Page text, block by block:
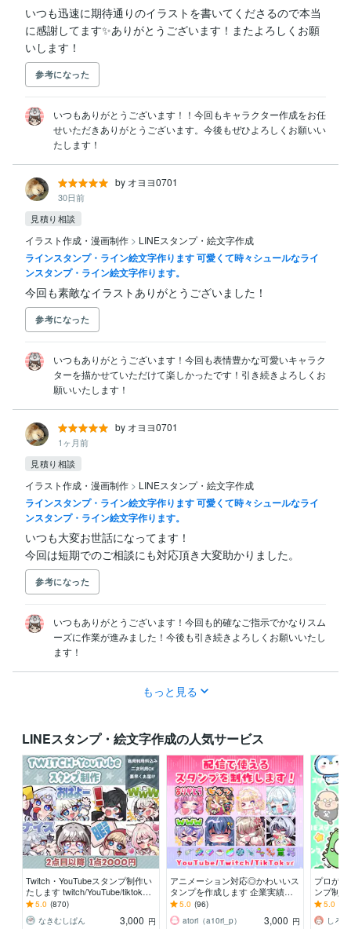
いつも迅速に期待通りのイラストを書いてくださるので本当
に感謝してます✨ありがとうございます！またよろしくお願
いします！
参考になった
いつもありがとうございます！！今回もキャラクター作成をお任
せいただきありがとうございます。今後もぜひよろしくお願いい
たします！
by オヨヨ0701
30日前
見積り相談
イラスト作成・漫画制作 > LINEスタンプ・絵文字作成
ラインスタンプ・ライン絵文字作ります 可愛くて時々シュールなライ
ンスタンプ・ライン絵文字作ります。
今回も素敵なイラストありがとうございました！
参考になった
いつもありがとうございます！今回も表情豊かな可愛いキャラク
ターを描かせていただけて楽しかったです！引き続きよろしくお
願いいたします！
by オヨヨ0701
1ヶ月前
見積り相談
イラスト作成・漫画制作 > LINEスタンプ・絵文字作成
ラインスタンプ・ライン絵文字作ります 可愛くて時々シュールなライ
ンスタンプ・ライン絵文字作ります。
いつも大変お世話になってます！
今回は短期でのご相談にも対応頂き大変助かりました。
参考になった
いつもありがとうございます！今回も的確なご指示でかなりスム
ーズに作業が進みました！今後も引き続きよろしくお願いいたし
ます！
もっと見る
LINEスタンプ・絵文字作成の人気サービス
Twitch・YouTubeスタンプ制作い
たします twitch/YouTube/tiktok配
信用スタンプ制作
5.0 (870)
なきむしぱん
3,000 円
アニメーション対応◎かわいいス
タンプを作成します 企業実績多
数有！YouTube・Twitch・TikTok
☆
5.0 (96)
atori（a10ri_p）
3,000 円
プロが
ンプ制
e、
☆
5.0
しろ